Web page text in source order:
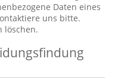
Daten eines
uns bitte.
löschen.